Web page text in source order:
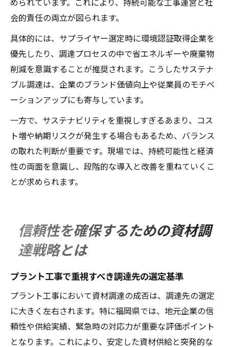
会的責任の両立が図られます。
具体的には、サプライヤー選定時に環境認証取得企業を
優先したり、調達プロセスの中で省エネルギーや廃棄物
削減を意識することが推奨されます。こうしたサステナ
ブル調達は、企業のブランド価値向上や従業員のモチベ
ーションアップにも寄与しています。
一方で、サステナビリティを重視しすぎるあまり、コス
ト増や納期リスクが発生する場合もあるため、バランス
の取れた判断が重要です。現場では、持続可能性と経済
性の両面を意識し、段階的な導入と改善を重ねていくこ
とが求められます。
信頼性を確保するための資材調
達戦略とは
プラント工事で重視すべき調達先の選定基準
プラント工事において資材調達の成否は、調達先の選定
に大きく左右されます。特に福岡県では、地元企業の信
頼性や供給実績、緊急時の対応力が重要な評価ポイント
となります。これにより、安定した資材供給と突発的な